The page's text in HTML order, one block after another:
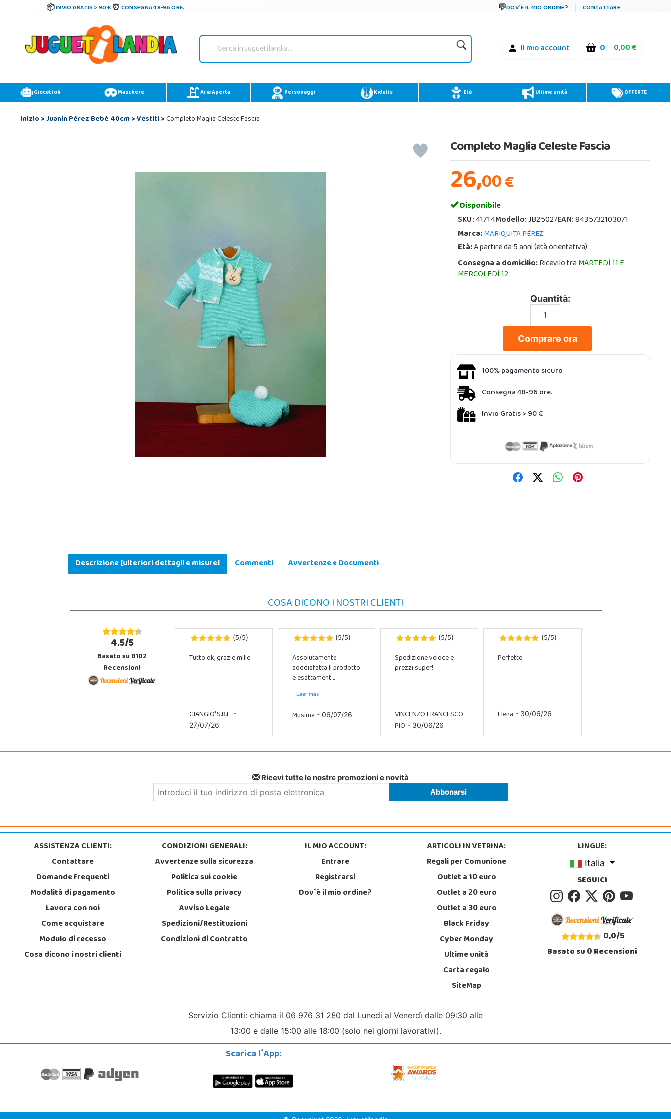
INVIO GRATIS > 90 € CONSEGNA 48-96 ORE. DOV´È IL MIO ORDINE? CONTATTARE
Il mio account 0 0,00 €
Giocattoli Maschere Aria Aperta Personaggi Kidults Età Ultime unità OFFERTE
Inizio>Juanín Pérez Bebè 40cm>Vestiti>Completo Maglia Celeste Fascia
Completo Maglia Celeste Fascia
26,00€
Disponibile
SKU:41714Modello:JB25027EAN:8435732103071
Marca:MARIQUITA PÉREZ
Età:A partire da 5 anni (età orientativa)
Consegna a domicilio:Ricevilo traMARTEDÌ 11 E
MERCOLEDÌ 12
Quantità:
Comprare ora
100% pagamento sicuro
Consegna 48-96 ore.
Invio Gratis > 90 €
Descrizione [ulteriori dettagli e misure] Commenti Avvertenze e Documenti
COSA DICONO I NOSTRI CLIENTI
4.5/5
Basato su 8102
Recensioni
(5/5)
Tutto ok, grazie mille
GIANGIO' S.R.L.-
27/07/26
(5/5)
Assolutamente
soddisfatta Il prodotto
e esattament ...
Leer más
Musima - 06/07/26
(5/5)
Spedizione veloce e
prezzi super!
VINCENZO FRANCESCO
PIO - 30/06/26
(5/5)
Perfetto
Elena - 30/06/26
Ricevi tutte le nostre promozioni e novità
ASSISTENZA CLIENTI:
Contattare
Domande frequenti
Modalità di pagamento
Lavora con noi
Come acquistare
Modulo di recesso
Cosa dicono i nostri clienti
CONDIZIONI GENERALI:
Avvertenze sulla sicurezza
Politica sui cookie
Politica sulla privacy
Avviso Legale
Spedizioni/Restituzioni
Condizioni di Contratto
IL MIO ACCOUNT:
Entrare
Registrarsi
Dov´è il mio ordine?
ARTICOLI IN VETRINA:
Regali per Comunione
Outlet a 10 euro
Outlet a 20 euro
Outlet a 30 euro
Black Friday
Cyber Monday
Ultime unità
Carta regalo
SiteMap
LINGUE:
Italia
SEGUICI
0,0/5
Basato su0Recensioni
Servizio Clienti: chiama il 06 976 31 280 dal Lunedi al Venerdì dalle 09:30 alle
13:00 e dalle 15:00 alle 18:00 (solo nei giorni lavorativi).
Scarica l´App: